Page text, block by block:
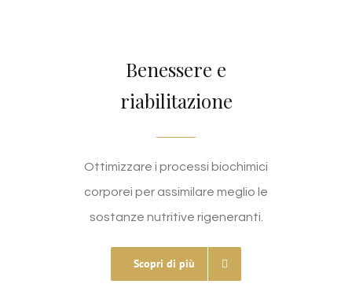
Benessere e
riabilitazione
Ottimizzare i processi biochimici
corporei per assimilare meglio le
sostanze nutritive rigeneranti.
Scopri di più